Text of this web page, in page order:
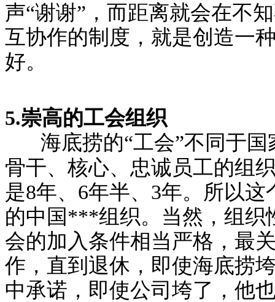
声“谢谢”，而距离就会在不
互协作的制度，就是创造一
好。
5.崇高的工会组织
海底捞的“工会”不同于
骨干、核心、忠诚员工的组
是8年、6年半、3年。所以
的中国***组织。当然，组织
会的加入条件相当严格，最
作，直到退休，即使海底捞
中承诺，即使公司垮了，他